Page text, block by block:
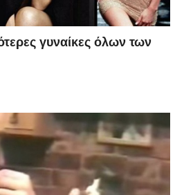
γυναίκες όλων των